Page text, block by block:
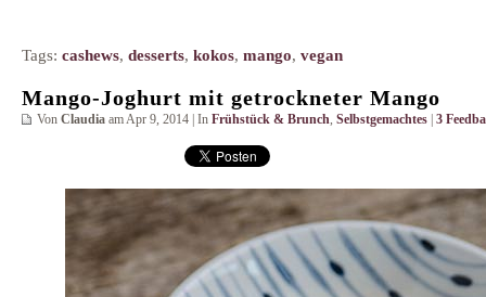
Tags: cashews, desserts, kokos, mango, vegan
Mango-Joghurt mit getrockneter Mango
Von Claudia am Apr 9, 2014 | In Frühstück & Brunch, Selbstgemachtes | 3